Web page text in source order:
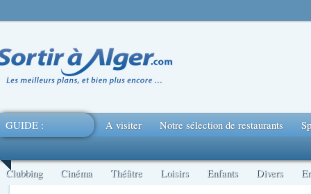
GUIDE : A visiter Notre sélection de restaurants
Clubbing Cinéma Théâtre Loisirs Enfants Divers